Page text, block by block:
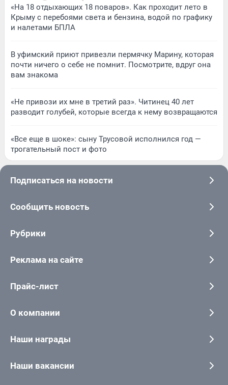
«На 18 отдыхающих 18 поваров». Как проходит лето в
Крыму с перебоями света и бензина, водой по графику
и налетами БПЛА
В уфимский приют привезли пермячку Марину, которая
почти ничего о себе не помнит. Посмотрите, вдруг она
вам знакома
«Не привози их мне в третий раз». Читинец 40 лет
разводит голубей, которые всегда к нему возвращаются
«Все еще в шоке»: сыну Трусовой исполнился год —
трогательный пост и фото
Подписаться на новости
Сообщить новость
Рубрики
Реклама на сайте
Прайс-лист
О компании
Наши награды
Наши вакансии